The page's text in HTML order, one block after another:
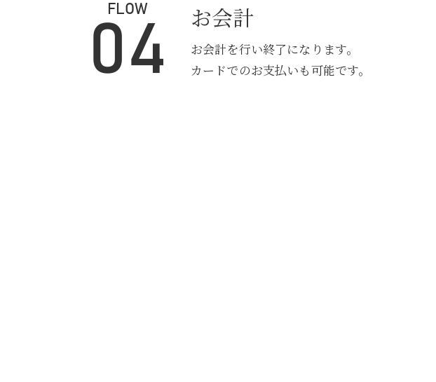
FLOW
04
お会計
お会計を行い終了になります。
カードでのお支払いも可能です。